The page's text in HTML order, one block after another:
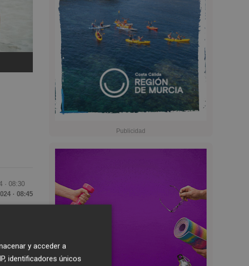
· 08:30
· 08:45
y acceder a
identificadores únicos